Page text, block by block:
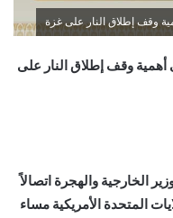
وقف إطلاق النار على غزة
أهمية وقف إطلاق النار على
الخارجية والهجرة اتصالاً
المتحدة الأمريكية مساء